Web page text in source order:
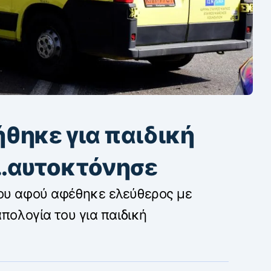
για παιδική
αφού αφέθηκε ελεύθερος με
του για παιδική